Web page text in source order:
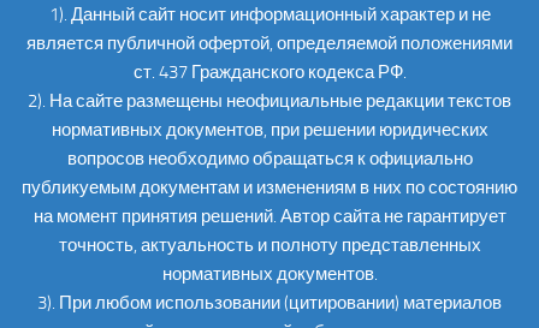
1). Данный сайт носит информационный характер и не
является публичной офертой, определяемой положениями
ст. 437 Гражданского кодекса РФ.
2). На сайте размещены неофициальные редакции текстов
нормативных документов, при решении юридических
вопросов необходимо обращаться к официально
публикуемым документам и изменениям в них по состоянию
на момент принятия решений. Автор сайта не гарантирует
точность, актуальность и полноту представленных
нормативных документов.
3). При любом использовании (цитировании) материалов